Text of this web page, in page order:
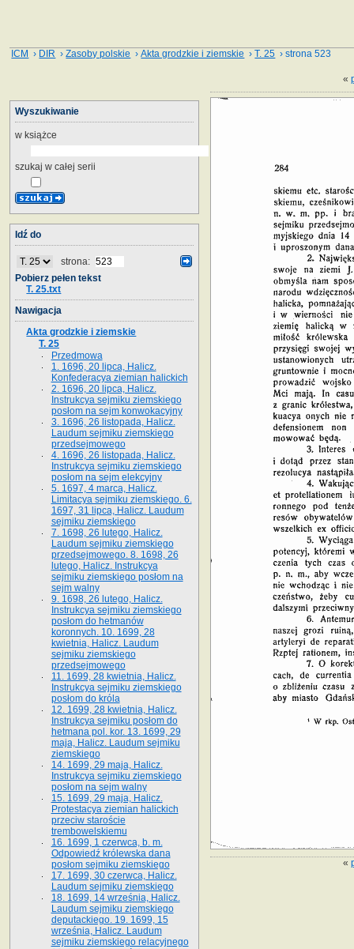
ICM › DIR ›Zasoby polskie ›Akta grodzkie i ziemskie ›T. 25 › strona 523
«
«
Wyszukiwanie
w książce
szukaj w całej serii
Idź do
strona:
Pobierz pełen tekst
T. 25.txt
Nawigacja
Akta grodzkie i ziemskie
T. 25
Przedmowa
1. 1696, 20 lipca, Halicz.
Konfederacya ziemian halickich
2. 1696, 20 lipca, Halicz.
Instrukcya sejmiku ziemskiego
posłom na sejm konwokacyjny
3. 1696, 26 listopada, Halicz.
Laudum sejmiku ziemskiego
przedsejmowego
4. 1696, 26 listopada, Halicz.
Instrukcya sejmiku ziemskiego
posłom na sejm elekcyjny
5. 1697, 4 marca, Halicz.
Limitacya sejmiku ziemskiego. 6.
1697, 31 lipca, Halicz. Laudum
sejmiku ziemskiego
7. 1698, 26 lutego, Halicz.
Laudum sejmiku ziemskiego
przedsejmowego. 8. 1698, 26
lutego, Halicz. Instrukcya
sejmiku ziemskiego posłom na
sejm walny
9. 1698, 26 lutego, Halicz.
Instrukcya sejmiku ziemskiego
posłom do hetmanów
koronnych. 10. 1699, 28
kwietnia, Halicz. Laudum
sejmiku ziemskiego
przedsejmowego
11. 1699, 28 kwietnia, Halicz.
Instrukcya sejmiku ziemskiego
posłom do króla
12. 1699, 28 kwietnia, Halicz.
Instrukcya sejmiku posłom do
hetmana pol. kor. 13. 1699, 29
maja, Halicz. Laudum sejmiku
ziemskiego
14. 1699, 29 maja, Halicz.
Instrukcya sejmiku ziemskiego
posłom na sejm walny
15. 1699, 29 maja, Halicz.
Protestacya ziemian halickich
przeciw staroście
trembowelskiemu
16. 1699, 1 czerwca, b. m.
Odpowiedź królewska dana
posłom sejmiku ziemskiego
17. 1699, 30 czerwca, Halicz.
Laudum sejmiku ziemskiego
18. 1699, 14 września, Halicz.
Laudum sejmiku ziemskiego
deputackiego. 19. 1699, 15
września, Halicz. Laudum
sejmiku ziemskiego relacyjnego